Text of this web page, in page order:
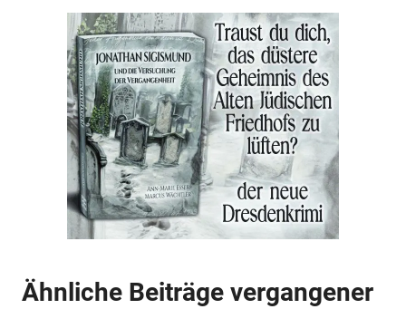
Anzeige
Ähnliche Beiträge vergangener